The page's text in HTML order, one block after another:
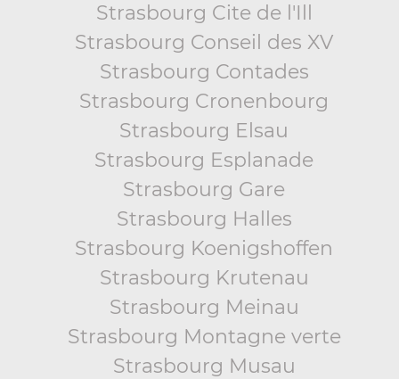
Strasbourg Cite de l'Ill
Strasbourg Conseil des XV
Strasbourg Contades
Strasbourg Cronenbourg
Strasbourg Elsau
Strasbourg Esplanade
Strasbourg Gare
Strasbourg Halles
Strasbourg Koenigshoffen
Strasbourg Krutenau
Strasbourg Meinau
Strasbourg Montagne verte
Strasbourg Musau